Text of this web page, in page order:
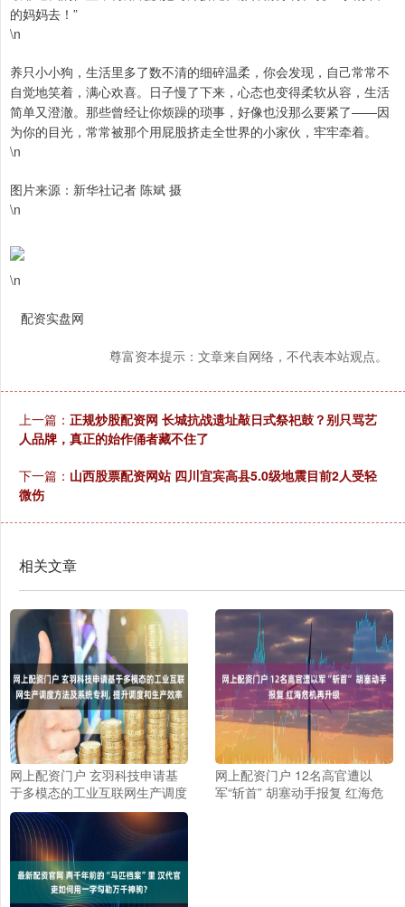
的妈妈去！”
\n
养只小小狗，生活里多了数不清的细碎温柔，你会发现，自己常常不
自觉地笑着，满心欢喜。日子慢了下来，心态也变得柔软从容，生活
简单又澄澈。那些曾经让你烦躁的琐事，好像也没那么要紧了——因
为你的目光，常常被那个用屁股挤走全世界的小家伙，牢牢牵着。
\n
图片来源：新华社记者 陈斌 摄
\n
\n
配资实盘网
尊富资本提示：文章来自网络，不代表本站观点。
上一篇： 正规炒股配资网 长城抗战遗址敲日式祭祀鼓？别只骂艺
人品牌，真正的始作俑者藏不住了
下一篇： 山西股票配资网站 四川宜宾高县5.0级地震目前2人受轻
微伤
相关文章
网上配资门户 玄羽科技申请基
于多模态的工业互联网生产调度
方法及系统专利, 提升调度和生
产效率
网上配资门户 12名高官遭以
军“斩首” 胡塞动手报复 红海危